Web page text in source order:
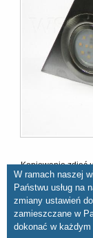
Kopiowanie zdjęć
W ramach naszej
Państwu usług na
zmiany ustawień
zamieszczane w
dokonać w